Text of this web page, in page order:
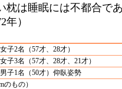
枕は睡眠には不都合で
）
子2名（57才、28才）
子3名（57才、28才、21才）
子1名（50才）仰臥姿勢
もの）